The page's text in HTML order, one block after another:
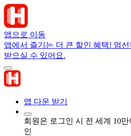
앱으로 이동
앱에서 즐기는 더 큰 할인 혜택! 엄
받으실 수 있어요.
앱 다운 받기
회원은 로그인 시 전 세계 10
인